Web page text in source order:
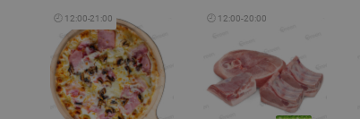
🕘 12:00-21:00 🕘 12:00-20:00